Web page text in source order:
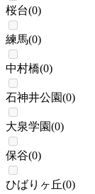
桜台(0)
練馬(0)
中村橋(0)
石神井公園(0)
大泉学園(0)
保谷(0)
ひばりヶ丘(0)